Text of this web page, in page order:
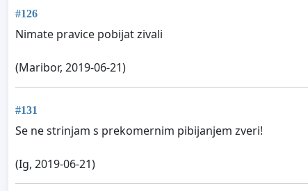
#126
Nimate pravice pobijat zivali
(Maribor, 2019-06-21)
#131
Se ne strinjam s prekomernim pibijanjem zveri!
(Ig, 2019-06-21)